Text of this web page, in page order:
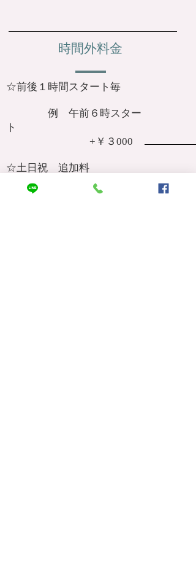
時間外料金
☆前後１時間スタート毎
​ 例 午前６時スター
ト
+￥３000
​☆土日祝 ​追加料
金
\2.000